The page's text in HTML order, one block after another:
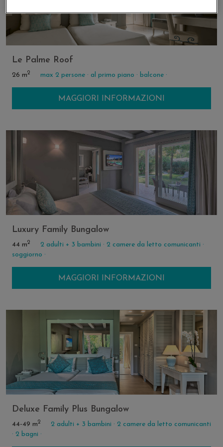
Un’oasi di spensieratezza e relax
Posizione centrale e strategica
Affacciato su uno splendido giardino
Le Palme Roof
26 m2 max 2 persone · al primo piano · balcone ·
MAGGIORI INFORMAZIONI
Luxury Family Bungalow
44 m2 2 adulti + 3 bambini · 2 camere da letto comunicanti ·
soggiorno ·
MAGGIORI INFORMAZIONI
Deluxe Family Plus Bungalow
44-49 m2 2 adulti + 3 bambini · 2 camere da letto comunicanti
· 2 bagni ·